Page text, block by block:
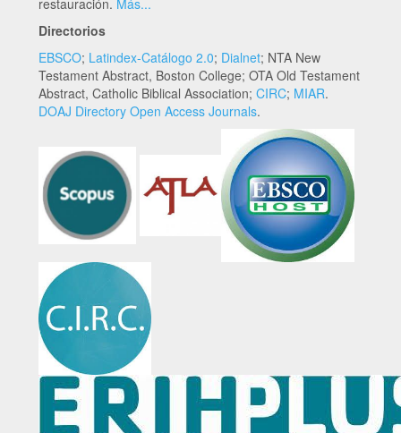
restauración. Más...
Directorios
EBSCO; Latindex-Catálogo 2.0; Dialnet; NTA New
Testament Abstract, Boston College; OTA Old Testament
Abstract, Catholic Biblical Association; CIRC; MIAR.
DOAJ Directory Open Access Journals.